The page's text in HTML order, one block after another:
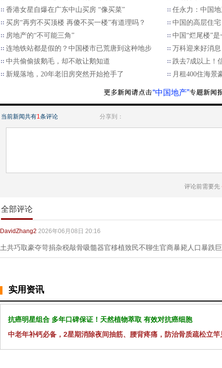
香港女星自爆在广东中山买房 “像买菜”
任永力：中国
买房“再穷不买顶楼 再傻不买一楼”有道理吗？
中国的高层住
房地产的“不可能三角”
中国“烂尾楼”
连地铁站都是假的？中国楼市已荒唐到这种地步
万科迎来好消息
中共偷偷拔鹅毛，却不敢让鹅知道
跌去7成以上！
新规落地，20年老旧房突然开始抢手了
月租400住海景
“中国地产”
当前新闻共有1 条评论 分享到：
评论前需要先
全部评论
DavidZhang2 2026年06月08日 20:16
土共巧取豪夺苛捐杂税敲骨吸髓器官移植致民不聊生官商暴毙人口暴跌
实用资讯
抗癌明星组合 多年口碑保证！天然植物萃取 有效对抗癌细胞
中老年补钙必备，2星期消除夜间抽筋、腰背疼痛，防治骨质疏松立竿